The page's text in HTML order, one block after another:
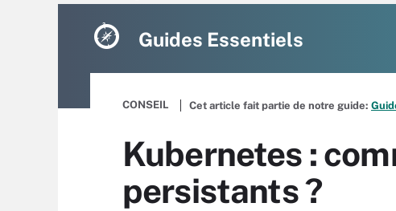
Guides Essentiels
CONSEIL Cet article fait partie de notre guide:
Kubernetes :
persistants ?